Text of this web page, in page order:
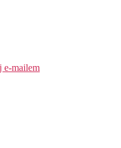
e-mailem